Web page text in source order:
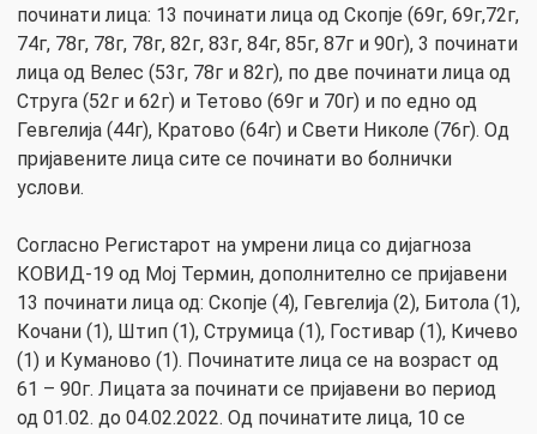
починати лица: 13 починати лица од Скопје (69г, 69г,72г,
74г, 78г, 78г, 78г, 82г, 83г, 84г, 85г, 87г и 90г), 3 починати
лица од Велес (53г, 78г и 82г), по две починати лица од
Струга (52г и 62г) и Тетово (69г и 70г) и по едно од
Гевгелија (44г), Кратово (64г) и Свети Николе (76г). Од
пријавените лица сите се починати во болнички
услови.
Согласно Регистарот на умрени лица со дијагноза
КОВИД-19 од Мој Термин, дополнително се пријавени
13 починати лица од: Скопје (4), Гевгелија (2), Битола (1),
Кочани (1), Штип (1), Струмица (1), Гостивар (1), Кичево
(1) и Куманово (1). Починатите лица се на возраст од
61 – 90г. Лицата за починати се пријавени во период
од 01.02. до 04.02.2022. Од починатите лица, 10 се